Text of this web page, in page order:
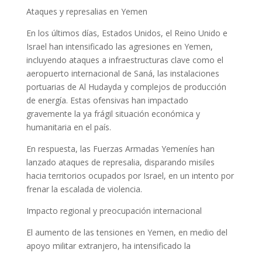
Ataques y represalias en Yemen
En los últimos días, Estados Unidos, el Reino Unido e
Israel han intensificado las agresiones en Yemen,
incluyendo ataques a infraestructuras clave como el
aeropuerto internacional de Saná, las instalaciones
portuarias de Al Hudayda y complejos de producción
de energía. Estas ofensivas han impactado
gravemente la ya frágil situación económica y
humanitaria en el país.
En respuesta, las Fuerzas Armadas Yemeníes han
lanzado ataques de represalia, disparando misiles
hacia territorios ocupados por Israel, en un intento por
frenar la escalada de violencia.
Impacto regional y preocupación internacional
El aumento de las tensiones en Yemen, en medio del
apoyo militar extranjero, ha intensificado la